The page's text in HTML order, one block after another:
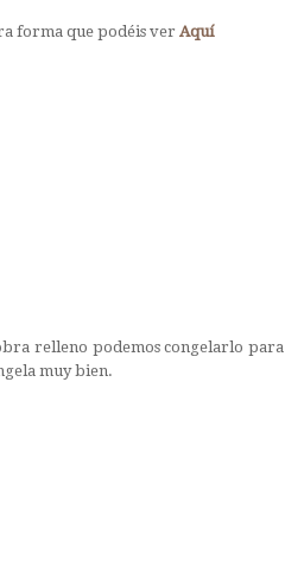
forma que podéis ver Aquí
relleno podemos congelarlo para
muy bien.